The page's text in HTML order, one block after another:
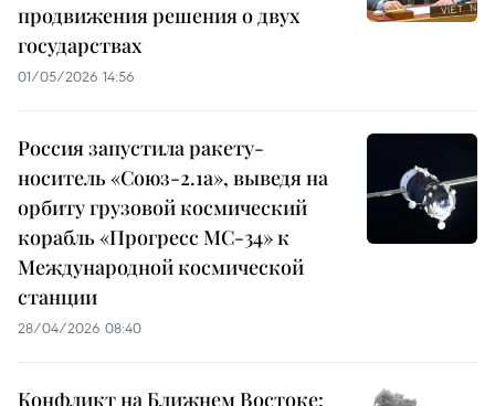
продвижения решения о двух
государствах
01/05/2026 14:56
Россия запустила ракету-
носитель «Союз-2.1а», выведя на
орбиту грузовой космический
корабль «Прогресс МС-34» к
Международной космической
станции
28/04/2026 08:40
Конфликт на Ближнем Востоке: